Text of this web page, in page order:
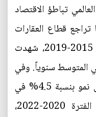
تباطؤ الاقتصاد
قطاع العقارات
في الصين. وخلال فترة السنوات 2015-2019، شهدت
نمو بنسبة 6.7% في المتوسط سنوياً. وفي
المقابل ذلك، ستحقق الصين معدل نمو بنسبة 4.5% في
الفترة 2024-2025. وباستثناء الفترة 2020-2022،